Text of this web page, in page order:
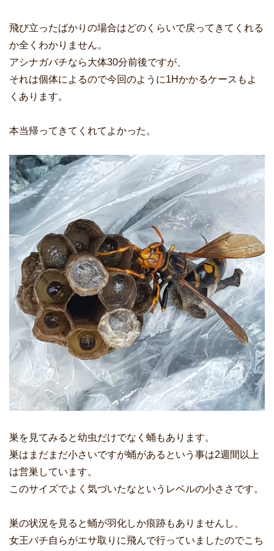
飛び立ったばかりの場合はどのくらいで戻ってきてくれる
か全くわかりません。
アシナガバチなら大体30分前後ですが、
それは個体によるので今回のように1Hかかるケースもよ
くあります。
本当帰ってきてくれてよかった。
巣を見てみると幼虫だけでなく蛹もあります。
巣はまだまだ小さいですが蛹があるという事は2週間以上
は営巣しています。
このサイズでよく気づいたなというレベルの小ささです。
巣の状況を見ると蛹が羽化しか痕跡もありませんし、
女王バチ自らがエサ取りに飛んで行っていましたのでこち